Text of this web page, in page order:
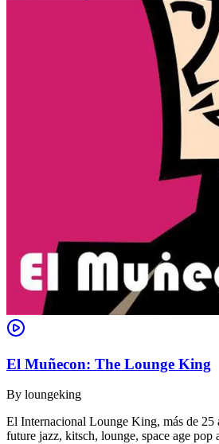
El Muñecon: The Lounge King
By loungeking
El Internacional Lounge King, más de 25
future jazz, kitsch, lounge, space age